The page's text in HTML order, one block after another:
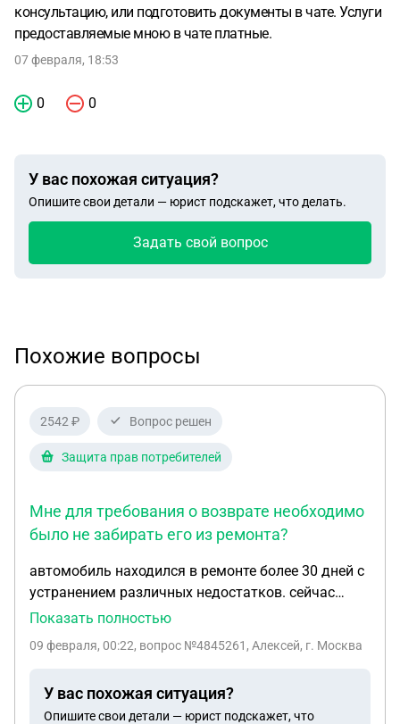
консультацию, или подготовить документы в чате. Услуги
предоставляемые мною в чате платные.
07 февраля, 18:53
0 0
У вас похожая ситуация?
Опишите свои детали — юрист подскажет, что делать.
Задать свой вопрос
Похожие вопросы
2542 ₽ Вопрос решен
Защита прав потребителей
Мне для требования о возврате необходимо
было не забирать его из ремонта?
автомобиль находился в ремонте более 30 дней с
устранением различных недостатков. сейчас
недостатков нет и автомобиль я забрал. для
условие нахождения его в ремонте? т.е. мне для
забирать его из ремонта? мне сказали что
Показать полностью
09 февраля, 00:22, вопрос №4845261, Алексей, г. Москва
У вас похожая ситуация?
Опишите свои детали — юрист подскажет, что